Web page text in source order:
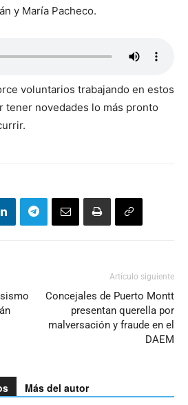
y María Pacheco.
voluntarios trabajando en estos
tener novedades lo más pronto
Artículo siguiente
Concejales de Puerto Montt
presentan querella por
malversación y fraude en el
DAEM
Más del autor